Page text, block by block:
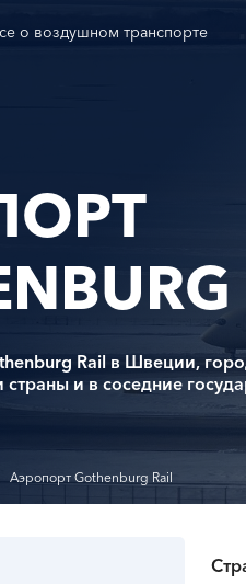
о воздушном транспорте
Rail в Швеции,
страны и в соседние
Аэропорт Gothenburg Rail